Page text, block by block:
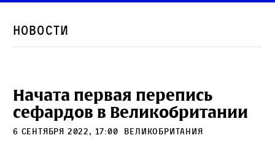
Новости
Начата первая перепись
сефардов в Великобритании
6 сентября 2022, 17:00 Великобритания